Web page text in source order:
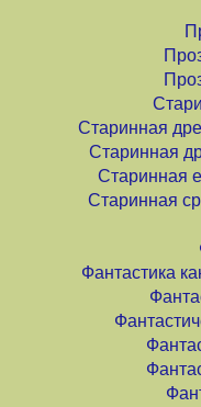
Старинная
Старинная
Старинная
Старинная
Фантастика